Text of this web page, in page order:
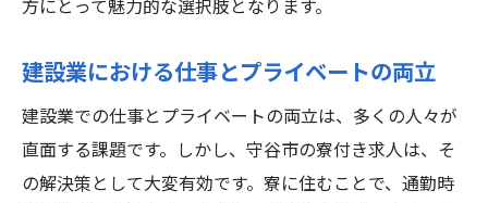
方にとって魅力的な選択肢となります。
建設業における仕事とプライベートの両立
建設業での仕事とプライベートの両立は、多くの人々が
直面する課題です。しかし、守谷市の寮付き求人は、そ
の解決策として大変有効です。寮に住むことで、通勤時